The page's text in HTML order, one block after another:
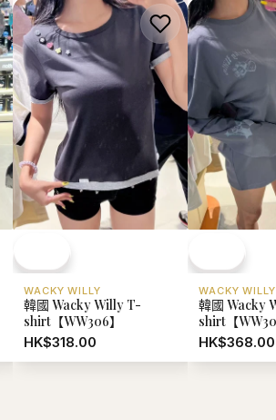
WACKY WILLY
韓國 Wacky Willy T-
shirt【WW306】
HK$318.00
WACKY WILLY
韓國 Wacky
shirt【
HK$368.00